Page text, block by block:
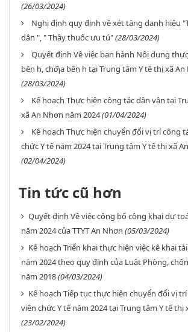
(26/03/2024)
Nghị định quy định về xét tặng danh hiệu
dân ", " Thầy thuốc ưu tú"(28/03/2024)
Quyết định Về việc ban hành Nôị dung
bêṇ h, chƣ̃a bêṇ h tại Trung tâm Y tê thị xã An
(28/03/2024)
Kế hoạch Thực hiện công tác dân vận tại
xã An Nhơn năm 2024(01/04/2024)
Kế hoạch Thực hiện chuyển đổi vị trí công
chức Y tế năm 2024 tại Trung tâm Y tế thị xã
(02/04/2024)
Tin tức cũ hơn
Quyết định Về việc công bố công khai dự
năm 2024 của TTYT An Nhơn (05/03/2024)
Kế hoạch Triển khai thực hiện việc kê khai
năm 2024 theo quy định của Luật Phòng,
năm 2018(04/03/2024)
Kế hoạch Tiếp tục thực hiện chuyển đổi vị
viên chức Y tế năm 2024 tại Trung tâm Y tế thị
(23/02/2024)